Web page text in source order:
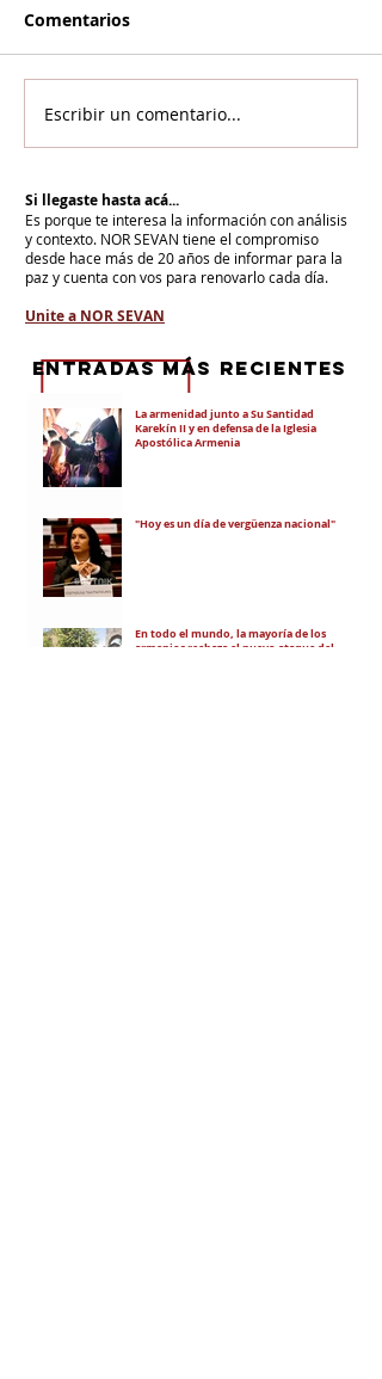
Comentarios
Escribir un comentario...
Si llegaste hasta acá...
Es porque te interesa la información con análisis
y contexto. NOR SEVAN tiene el compromiso
desde hace más de 20 años de informar para la
paz y cuenta con vos para renovarlo cada día.
Unite a NOR SEVAN
La armenidad junto a Su Santidad
Karekín II y en defensa de la Iglesia
Apostólica Armenia
"Hoy es un día de vergüenza nacional"
En todo el mundo, la mayoría de los
armenios rechaza el nuevo ataque del
eNTRADAS MÁS RECIENTES